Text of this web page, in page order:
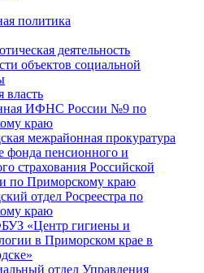
политика
деятельность
объектов социальной
власть
ИФНС России №9 по
краю
межрайонная прокуратура
фонда пенсионного и
страхования Российской
по Приморскому краю
отдел Росреестра по
краю
«Центр гигиены и
в Приморском крае в
отдел Управления